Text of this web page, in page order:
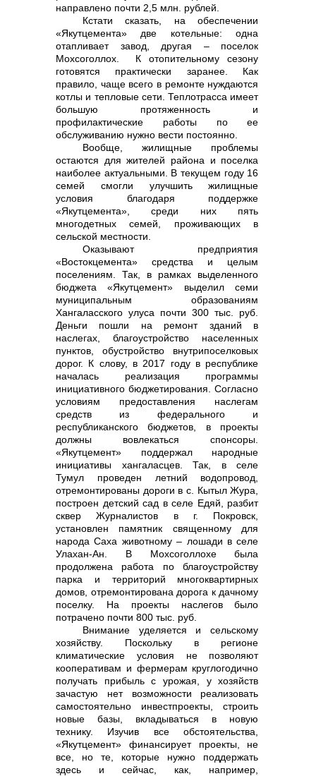
направлено почти 2,5 млн. рублей.
Кстати сказать, на обеспечении
«Якутцемента» две котельные: одна
отапливает завод, другая – поселок
Мохсоголлох. К отопительному сезону
готовятся практически заранее. Как
правило, чаще всего в ремонте нуждаются
котлы и тепловые сети. Теплотрасса имеет
большую протяженность и
профилактические работы по ее
обслуживанию нужно вести постоянно.
Вообще, жилищные проблемы
остаются для жителей района и поселка
наиболее актуальными. В текущем году 16
семей смогли улучшить жилищные
условия благодаря поддержке
«Якутцемента», среди них пять
многодетных семей, проживающих в
сельской местности.
Оказывают предприятия
«Востокцемента» средства и целым
поселениям. Так, в рамках выделенного
бюджета «Якутцемент» выделил семи
муниципальным образованиям
Хангаласского улуса почти 300 тыс. руб.
Деньги пошли на ремонт зданий в
наслегах, благоустройство населенных
пунктов, обустройство внутрипоселковых
дорог. К слову, в 2017 году в республике
началась реализация программы
инициативного бюджетирования. Согласно
условиям предоставления наслегам
средств из федерального и
республиканского бюджетов, в проекты
должны вовлекаться спонсоры.
«Якутцемент» поддержал народные
инициативы хангаласцев. Так, в селе
Тумул проведен летний водопровод,
отремонтированы дороги в с. Кытыл Жура,
построен детский сад в селе Едяй, разбит
сквер Журналистов в г. Покровск,
установлен памятник священному для
народа Саха животному – лошади в селе
Улахан-Ан. В Мохсоголлохе была
продолжена работа по благоустройству
парка и территорий многоквартирных
домов, отремонтирована дорога к дачному
поселку. На проекты наслегов было
потрачено почти 800 тыс. руб.
Внимание уделяется и сельскому
хозяйству. Поскольку в регионе
климатические условия не позволяют
кооперативам и фермерам круглогодично
получать прибыль с урожая, у хозяйств
зачастую нет возможности реализовать
самостоятельно инвестпроекты, строить
новые базы, вкладываться в новую
технику. Изучив все обстоятельства,
«Якутцемент» финансирует проекты, не
все, но те, которые нужно поддержать
здесь и сейчас, как, например,